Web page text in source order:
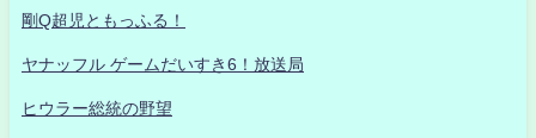
剛Q超児ともっふる！
ヤナッフル ゲームだいすき6！放送局
ヒウラー総統の野望